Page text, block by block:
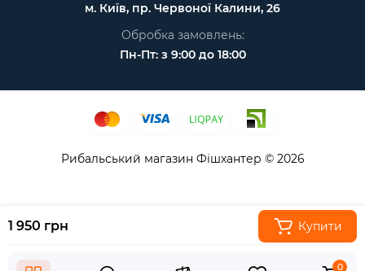
0
1 950 грн Купити
м. Київ, пр. Червоної Калини, 26
Обробка замовлень:
Пн-Пт: з 9:00 до 18:00
Рибальський магазин Фішхантер © 2026